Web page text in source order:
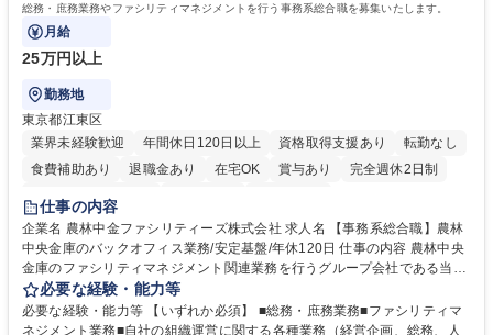
総務・庶務業務やファシリティマネジメントを行う事務系総合職を募集いたします。
月給
25万円以上
勤務地
東京都江東区
業界未経験歓迎
年間休日120日以上 資格取得支援あり
転勤なし
食費補助あり
退職金あり 在宅OK 賞与あり
完全週休2日制
インセンティブあり
仕事の内容
企業名 農林中金ファシリティーズ株式会社 求人名 【事務系総合職】農林
中央金庫のバックオフィス業務/安定基盤/年休120日 仕事の内容 農林中央
金庫のファシリティマネジメント関連業務を行うグループ会社である当社
にて、総務・庶務業務やファシリティマネジメントを行う事務系総合職を
募集いたします。 ■総務・庶務業務：外部委託先（外注先）や契約書の管
理、総務部門での管理業務、会計管理や決算業務、印刷物等の制作管理等
必要な経験・能力等
必要な経験・能力等 【いずれか必須】 ■総務・庶務業務■ファシリティマ
ネジメント業務■自社の組織運営に関する各種業務（経営企画、総務、人